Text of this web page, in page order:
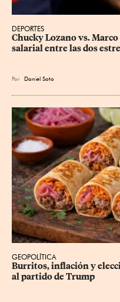
DEPORTES
Chucky Lozano vs.
salarial entre las dos
Por Daniel Soto
GEOPOLÍTICA
Burritos, inflación y
al partido de Trump